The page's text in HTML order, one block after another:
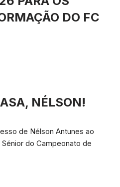
DO FC
NÉLSON!
de Nélson Antunes ao
do Campeonato de